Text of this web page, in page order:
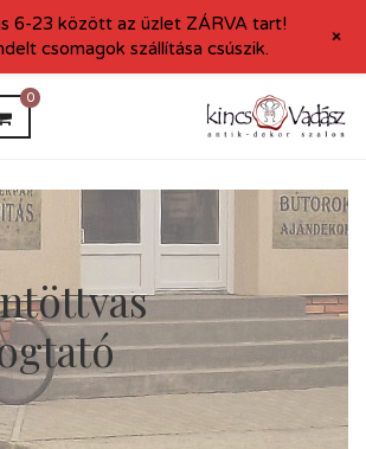
0
6-23 között az üzlet ZÁRVA tart!
csomagok szállítása csúszik.
+